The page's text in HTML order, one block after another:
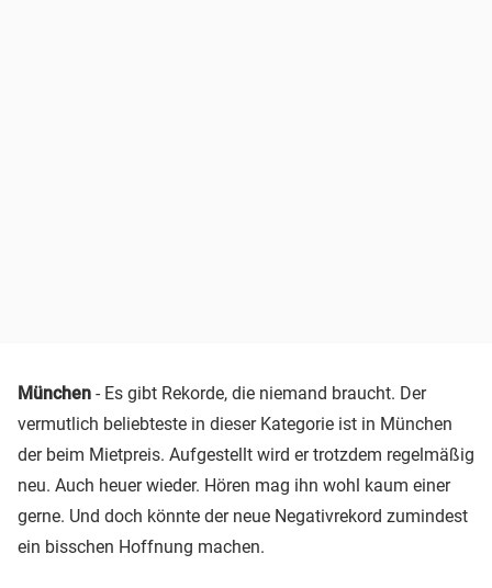
München - Es gibt Rekorde, die niemand braucht. Der
vermutlich beliebteste in dieser Kategorie ist in München
der beim Mietpreis. Aufgestellt wird er trotzdem regelmäßig
neu. Auch heuer wieder. Hören mag ihn wohl kaum einer
gerne. Und doch könnte der neue Negativrekord zumindest
ein bisschen Hoffnung machen.